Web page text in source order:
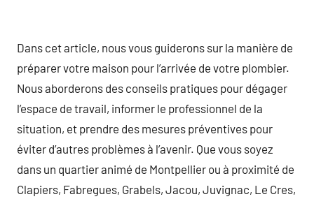
Dans cet article, nous vous guiderons sur la manière de
préparer votre maison pour l’arrivée de votre plombier.
Nous aborderons des conseils pratiques pour dégager
l’espace de travail, informer le professionnel de la
situation, et prendre des mesures préventives pour
éviter d’autres problèmes à l’avenir. Que vous soyez
dans un quartier animé de Montpellier ou à proximité de
Clapiers, Fabregues, Grabels, Jacou, Juvignac, Le Cres,